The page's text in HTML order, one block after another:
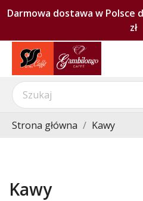
Darmowa dostawa w Polsce
zł
Strona główna Kawy
Kawy